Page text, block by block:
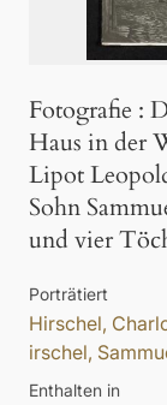
Fotografie :
Haus in der
Lipot
Sohn
und vier
Porträtiert
Hirschel,
irschel,
Enthalten in